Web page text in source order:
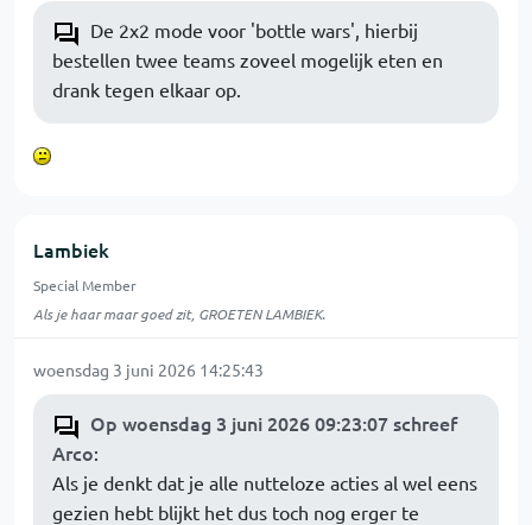
De 2x2 mode voor 'bottle wars', hierbij
bestellen twee teams zoveel mogelijk eten en
drank tegen elkaar op.
Lambiek
Special Member
Als je haar maar goed zit, GROETEN LAMBIEK.
woensdag 3 juni 2026 14:25:43
Op woensdag 3 juni 2026 09:23:07 schreef
Arco:
Als je denkt dat je alle nutteloze acties al wel eens
gezien hebt blijkt het dus toch nog erger te